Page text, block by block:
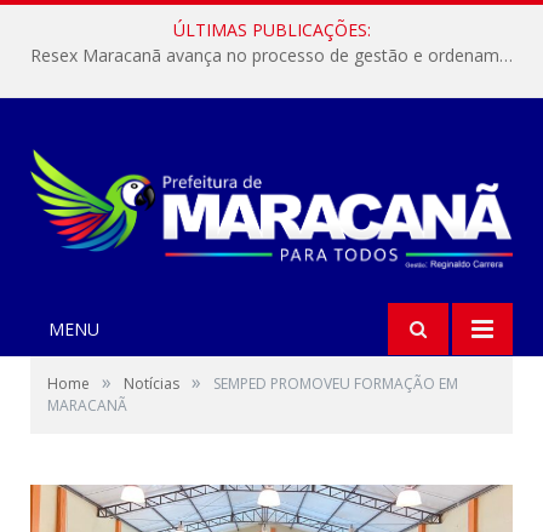
ÚLTIMAS PUBLICAÇÕES:
Resex Maracanã avança no processo de gestão e ordenamento do turismo em nossas áreas protegidas.
MENU
Home » Notícias »
SEMPED PROMOVEU FORMAÇÃO EM
MARACANÃ